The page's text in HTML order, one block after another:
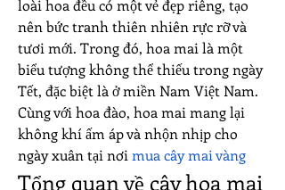
loài hoa đều có một vẻ đẹp riêng, tạo
nên bức tranh thiên nhiên rực rỡ và
tươi mới. Trong đó, hoa mai là một
biểu tượng không thể thiếu trong ngày
Tết, đặc biệt là ở miền Nam Việt Nam.
Cùng với hoa đào, hoa mai mang lại
không khí ấm áp và nhộn nhịp cho
ngày xuân tại nơi mua cây mai vàng
Tổng quan về cây hoa mai